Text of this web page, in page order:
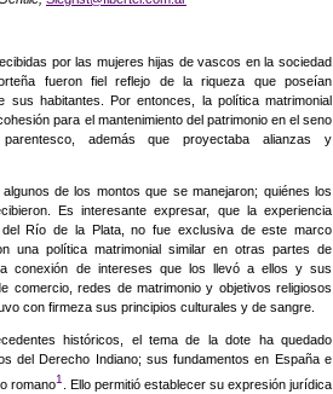
por las mujeres hijas de vascos en la sociedad
fueron fiel reflejo de la riqueza que poseían
sus habitantes. Por entonces, la política matrimonial
para el mantenimiento del patrimonio en el seno
además que proyectaba alianzas y
de los montos que se manejaron; quiénes los
Es interesante expresar, que la experiencia
Río de la Plata, no fue exclusiva de este marco
una política matrimonial similar en otras partes de
conexión de intereses que los llevó a ellos y sus
comercio, redes de matrimonio y objetivos religiosos
con firmeza sus principios culturales y de sangre.
históricos, el tema de la dote ha quedado
del Derecho Indiano; sus fundamentos en España e
romano1
. Ello permitió establecer su expresión jurídica